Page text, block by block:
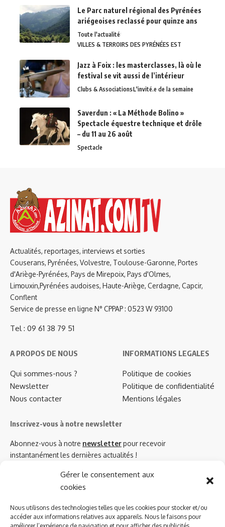
Gérer le consentement aux
cookies
Nous utilisons des technologies telles que les cookies pour stocker et/ou
accéder aux informations relatives aux appareils. Nous le faisons pour
Le Parc naturel régional des Pyrénées
ariégeoises reclassé pour quinze ans
Toute l'actualité
VILLES & TERROIRS DES PYRÉNÉES EST
Jazz à Foix : les masterclasses, là où le
festival se vit aussi de l’intérieur
Clubs & AssociationsL'invité.e de la semaine
Saverdun : « La Méthode Bolino »
Spectacle équestre technique et drôle
– du 11 au 26 août
Spectacle
Actualités, reportages, interviews et sorties
Couserans, Pyrénées, Volvestre, Toulouse-Garonne, Portes
d'Ariège-Pyrénées, Pays de Mirepoix, Pays d'Olmes,
Limouxin,Pyrénées audoises, Haute-Ariège, Cerdagne, Capcir,
Conflent
Service de presse en ligne N° CPPAP : 0523 W 93100
Tel : 09 61 38 79 51
A PROPOS DE NOUS
Qui sommes-nous ?
Newsletter
Nous contacter
INFORMATIONS LEGALES
Politique de cookies
Politique de confidentialité
Mentions légales
Inscrivez-vous à notre newsletter
Abonnez-vous à notre newsletterpour recevoir
instantanément les dernières actualités !
Azinat.com TV soutient